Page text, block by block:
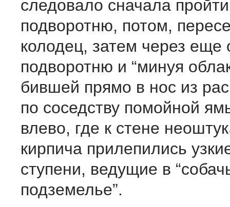
следовало сначала
подворотню, потом,
колодец, затем через еще
подворотню и “минуя
бившей прямо в нос из
по соседству помойной
влево, где к стене
кирпича прилепились
ступени, ведущие в
подземелье”.